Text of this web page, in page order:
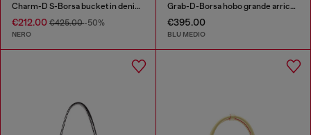
Charm-D S-Borsa bucket in denim trapuntato e trattato
€212.00 €425.00-50%
NERO
Grab-D-Borsa hobo grande arricciata in denim trattato
€395.00
BLU MEDIO